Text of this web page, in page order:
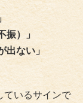
）」
出ない」
ているサインで